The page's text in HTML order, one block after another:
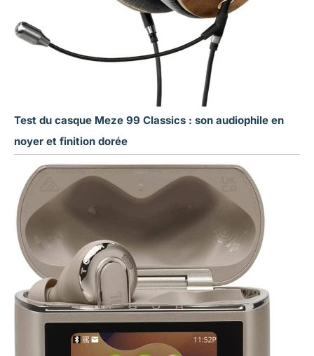
Test du casque Meze 99 Classics : son audiophile en
noyer et finition dorée